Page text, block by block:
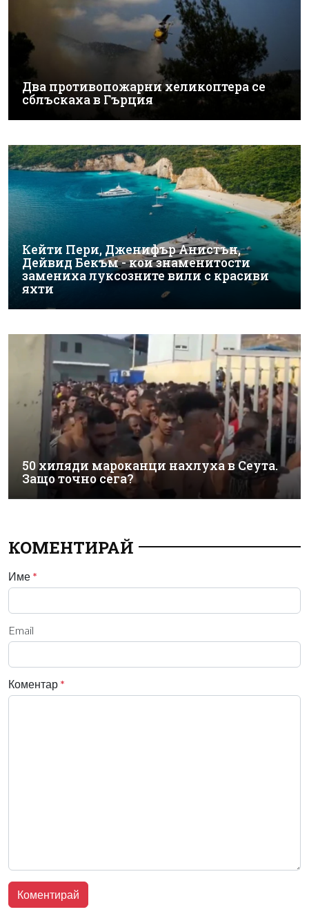
Два противопожарни хеликоптера се
сблъскаха в Гърция
Кейти Пери, Дженифър Анистън,
Дейвид Бекъм - кои знаменитости
замениха луксозните вили с красиви
яхти
50 хиляди мароканци нахлуха в Сеута.
Защо точно сега?
КОМЕНТИРАЙ
Име *
Email
Коментар *